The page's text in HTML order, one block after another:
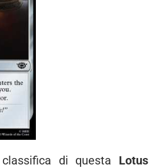
di questa Lotus